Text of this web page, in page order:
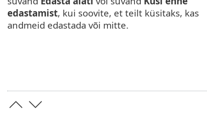
edastamist, kui soovite, et teilt küsitaks, kas
andmeid edastada või mitte.